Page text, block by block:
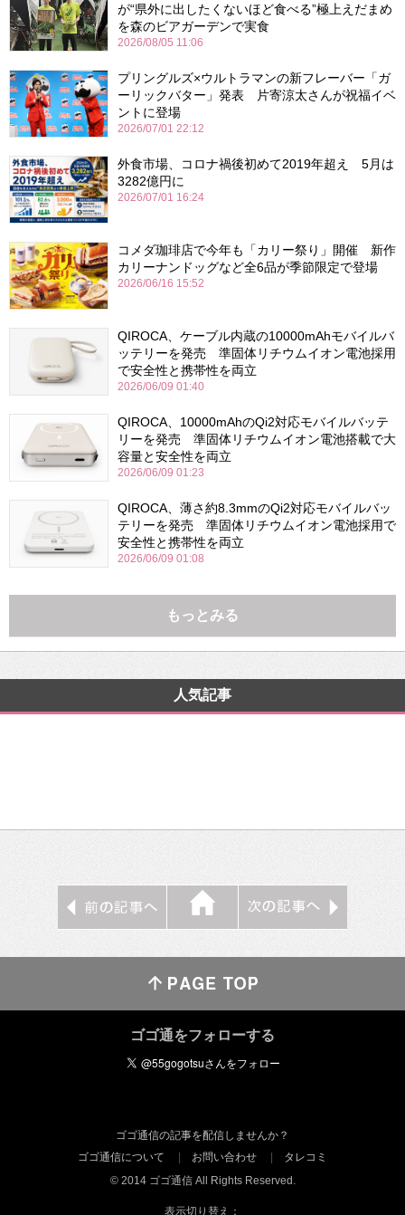
が“県外に出したくないほど食べる”極上えだまめ
を森のビアガーデンで実食
2026/08/05 11:06
プリングルズ×ウルトラマンの新フレーバー「ガ
ーリックバター」発表 片寄涼太さんが祝福イベ
ントに登場
2026/07/01 22:12
外食市場、コロナ禍後初めて2019年超え 5月は
3282億円に
2026/07/01 16:24
コメダ珈琲店で今年も「カリー祭り」開催 新作
カリーナンドッグなど全6品が季節限定で登場
2026/06/16 15:52
QIROCA、ケーブル内蔵の10000mAhモバイルバ
ッテリーを発売 準固体リチウムイオン電池採用
で安全性と携帯性を両立
2026/06/09 01:40
QIROCA、10000mAhのQi2対応モバイルバッテ
リーを発売 準固体リチウムイオン電池搭載で大
容量と安全性を両立
2026/06/09 01:23
QIROCA、薄さ約8.3mmのQi2対応モバイルバッ
テリーを発売 準固体リチウムイオン電池採用で
安全性と携帯性を両立
2026/06/09 01:08
もっとみる
人気記事
ゴゴ通をフォローする
ゴゴ通信の記事を配信しませんか？
ゴゴ通信について
お問い合わせ
タレコミ
© 2014 ゴゴ通信 All Rights Reserved.
表示切り替え：